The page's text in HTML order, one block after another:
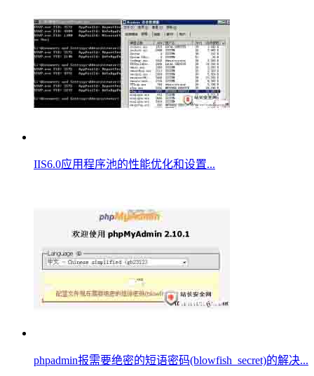
IIS6.0应用程序池的性能优化和设置...
phpadmin报需要绝密的短语密码(blowfish_secret)的解决...